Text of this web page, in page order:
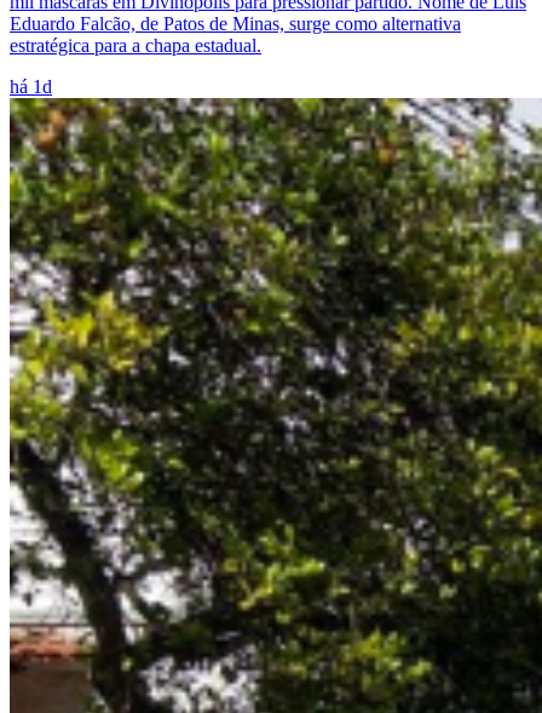
Eduardo Falcão, de Patos de Minas, surge como alternativa
estratégica para a chapa estadual.
há 1d